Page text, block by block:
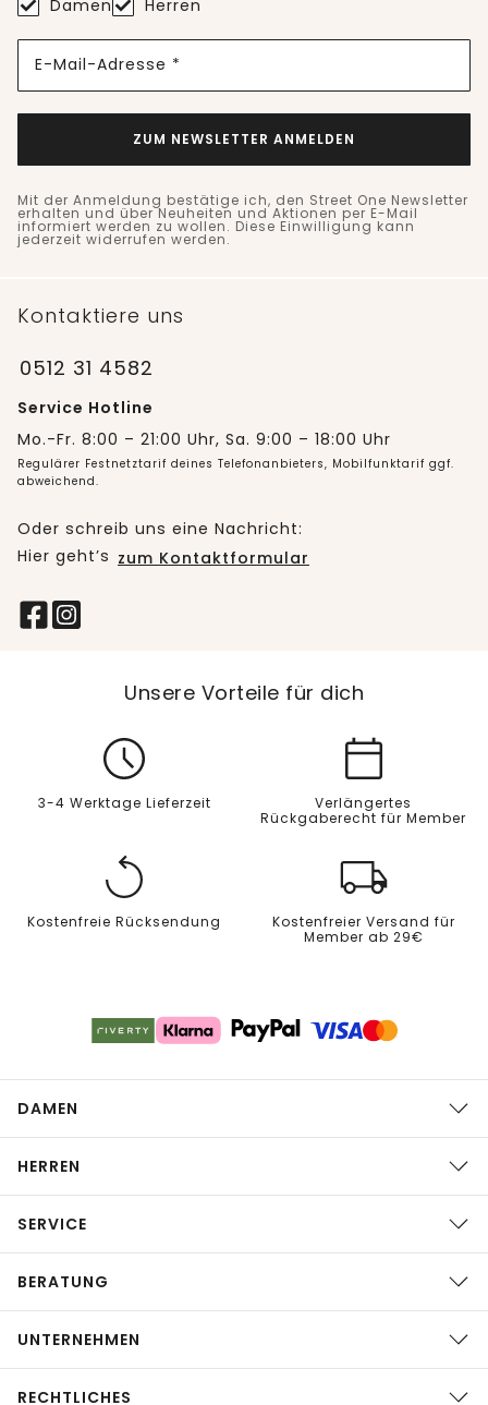
Damen Herren
E-Mail-Adresse *
ZUM NEWSLETTER ANMELDEN
Mit der Anmeldung bestätige ich, den Street One Newsletter
erhalten und über Neuheiten und Aktionen per E-Mail
informiert werden zu wollen. Diese Einwilligung kann
jederzeit widerrufen werden.
Kontaktiere uns
0512 31 4582
Service Hotline
Mo.-Fr. 8:00 – 21:00 Uhr, Sa. 9:00 – 18:00 Uhr
Regulärer Festnetztarif deines Telefonanbieters, Mobilfunktarif ggf.
abweichend.
Oder schreib uns eine Nachricht:
Hier geht’s zum Kontaktformular
Unsere Vorteile für dich
3-4 Werktage Lieferzeit
Verlängertes
Rückgaberecht für Member
Kostenfreie Rücksendung
Kostenfreier Versand für
Member ab 29€
DAMEN
HERREN
SERVICE
BERATUNG
UNTERNEHMEN
RECHTLICHES